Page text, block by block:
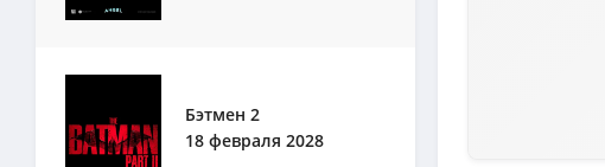
Бэтмен 2
18 февраля 2028